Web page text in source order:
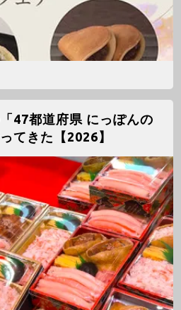
47都道府県 にっぽんの
てきた【2026】